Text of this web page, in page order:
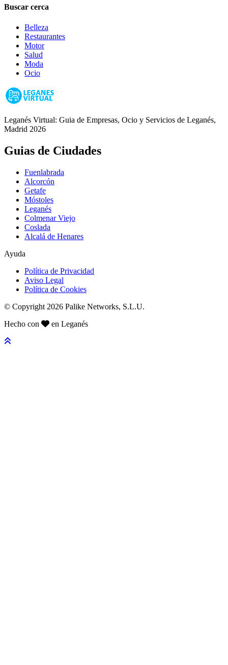
Buscar cerca
Belleza
Restaurantes
Motor
Salud
Moda
Ocio
Leganés Virtual: Guia de Empresas, Ocio y Servicios de Leganés,
Madrid 2026
Guias de Ciudades
Fuenlabrada
Alcorcón
Getafe
Móstoles
Leganés
Colmenar Viejo
Coslada
Alcalá de Henares
Ayuda
Política de Privacidad
Aviso Legal
Política de Cookies
© Copyright 2026 Palike Networks, S.L.U.
Hecho con
en Leganés